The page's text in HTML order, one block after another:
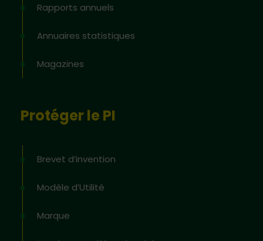
Rapports annuels
Annuaires statistiques
Magazines
Protéger le PI
Brevet d’invention
Modèle d’Utilité
Marque